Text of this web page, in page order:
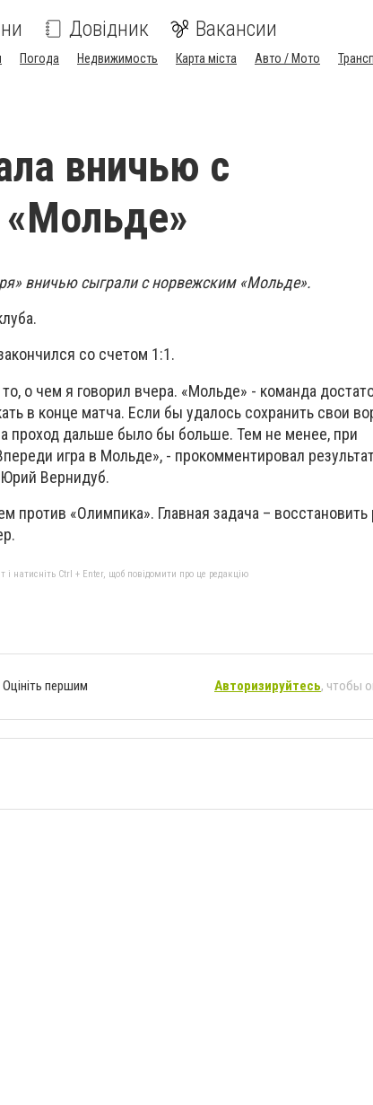
Довідник Вакансии
Погода Недвижимость Карта міста Авто / Мото
вничью с
вничью сыграли с норвежским «Мольде».
со счетом 1:1.
о чем я говорил вчера. «Мольде» - команда
в конце матча. Если бы удалось сохранить свои
проход дальше было бы больше. Тем не менее, при
игра в Мольде», - прокомментировал
Юрий Вернидуб.
против «Олимпика». Главная задача – восстановить
натисніть Ctrl + Enter, щоб повідомити про це редакцію
Оцініть першим Авторизируйтесь, чтобы